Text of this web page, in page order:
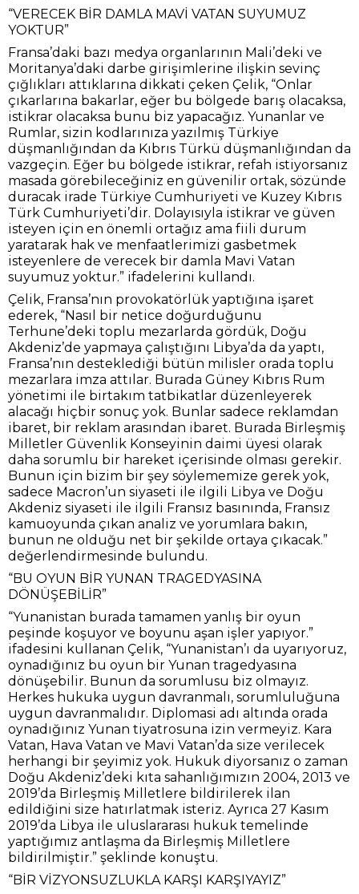
“VERECEK BİR DAMLA MAVİ VATAN SUYUMUZ
YOKTUR”
Fransa’daki bazı medya organlarının Mali’deki ve
Moritanya’daki darbe girişimlerine ilişkin sevinç
çığlıkları attıklarına dikkati çeken Çelik, “Onlar
çıkarlarına bakarlar, eğer bu bölgede barış olacaksa,
istikrar olacaksa bunu biz yapacağız. Yunanlar ve
Rumlar, sizin kodlarınıza yazılmış Türkiye
düşmanlığından da Kıbrıs Türkü düşmanlığından da
vazgeçin. Eğer bu bölgede istikrar, refah istiyorsanız
masada görebileceğiniz en güvenilir ortak, sözünde
duracak irade Türkiye Cumhuriyeti ve Kuzey Kıbrıs
Türk Cumhuriyeti’dir. Dolayısıyla istikrar ve güven
isteyen için en önemli ortağız ama fiili durum
yaratarak hak ve menfaatlerimizi gasbetmek
isteyenlere de verecek bir damla Mavi Vatan
suyumuz yoktur.” ifadelerini kullandı.
Çelik, Fransa’nın provokatörlük yaptığına işaret
ederek, “Nasıl bir netice doğurduğunu
Terhune’deki toplu mezarlarda gördük, Doğu
Akdeniz’de yapmaya çalıştığını Libya’da da yaptı,
Fransa’nın desteklediği bütün milisler orada toplu
mezarlara imza attılar. Burada Güney Kıbrıs Rum
yönetimi ile birtakım tatbikatlar düzenleyerek
alacağı hiçbir sonuç yok. Bunlar sadece reklamdan
ibaret, bir reklam arasından ibaret. Burada Birleşmiş
Milletler Güvenlik Konseyinin daimi üyesi olarak
daha sorumlu bir hareket içerisinde olması gerekir.
Bunun için bizim bir şey söylememize gerek yok,
sadece Macron’un siyaseti ile ilgili Libya ve Doğu
Akdeniz siyaseti ile ilgili Fransız basınında, Fransız
kamuoyunda çıkan analiz ve yorumlara bakın,
bunun ne olduğu net bir şekilde ortaya çıkacak.”
değerlendirmesinde bulundu.
“BU OYUN BİR YUNAN TRAGEDYASINA
DÖNÜŞEBİLİR”
“Yunanistan burada tamamen yanlış bir oyun
peşinde koşuyor ve boyunu aşan işler yapıyor.”
ifadesini kullanan Çelik, “Yunanistan’ı da uyarıyoruz,
oynadığınız bu oyun bir Yunan tragedyasına
dönüşebilir. Bunun da sorumlusu biz olmayız.
Herkes hukuka uygun davranmalı, sorumluluğuna
uygun davranmalıdır. Diplomasi adı altında orada
oynadığınız Yunan tiyatrosuna izin vermeyiz. Kara
Vatan, Hava Vatan ve Mavi Vatan’da size verilecek
herhangi bir şeyimiz yok. Hukuk diyorsanız o zaman
Doğu Akdeniz’deki kıta sahanlığımızın 2004, 2013 ve
2019’da Birleşmiş Milletlere bildirilerek ilan
edildiğini size hatırlatmak isteriz. Ayrıca 27 Kasım
2019’da Libya ile uluslararası hukuk temelinde
yaptığımız antlaşma da Birleşmiş Milletlere
bildirilmiştir.” şeklinde konuştu.
“BİR VİZYONSUZLUKLA KARŞI KARŞIYAYIZ”